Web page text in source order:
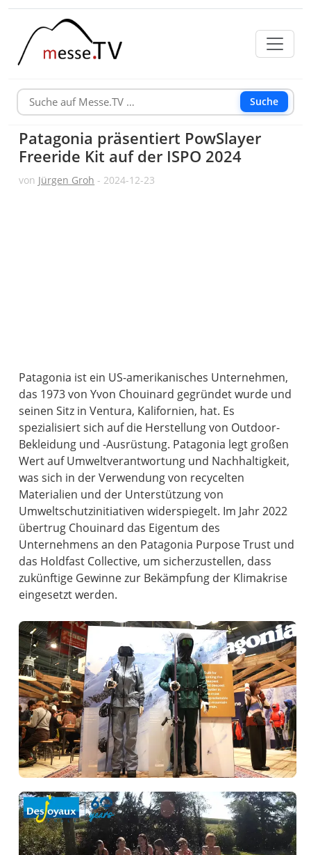
Suche
Patagonia präsentiert PowSlayer
Freeride Kit auf der ISPO 2024
von Jürgen Groh - 2024-12-23
Patagonia ist ein US-amerikanisches Unternehmen,
das 1973 von Yvon Chouinard gegründet wurde und
seinen Sitz in Ventura, Kalifornien, hat. Es
spezialisiert sich auf die Herstellung von Outdoor-
Bekleidung und -Ausrüstung. Patagonia legt großen
Wert auf Umweltverantwortung und Nachhaltigkeit,
was sich in der Verwendung von recycelten
Materialien und der Unterstützung von
Umweltschutzinitiativen widerspiegelt. Im Jahr 2022
übertrug Chouinard das Eigentum des
Unternehmens an den Patagonia Purpose Trust und
das Holdfast Collective, um sicherzustellen, dass
zukünftige Gewinne zur Bekämpfung der Klimakrise
eingesetzt werden.